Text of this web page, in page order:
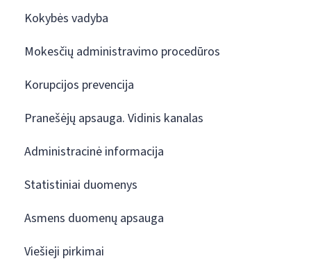
Kokybės vadyba
Mokesčių administravimo procedūros
Korupcijos prevencija
Pranešėjų apsauga. Vidinis kanalas
Administracinė informacija
Statistiniai duomenys
Asmens duomenų apsauga
Viešieji pirkimai